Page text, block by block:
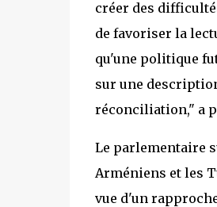
créer des
de favoriser la
qu'une politique
sur une
réconciliation," a
Le parlementaire
Arméniens et les
vue d'un